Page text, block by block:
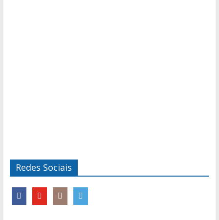
Redes Sociais